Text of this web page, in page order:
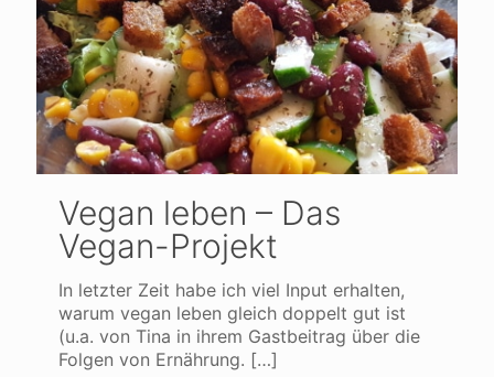
Vegan leben – Das
Vegan-Projekt
In letzter Zeit habe ich viel Input erhalten,
warum vegan leben gleich doppelt gut ist
(u.a. von Tina in ihrem Gastbeitrag über die
Folgen von Ernährung. […]